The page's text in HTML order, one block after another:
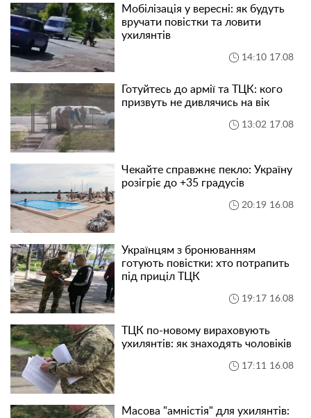
Мобілізація у вересні: як будуть
вручати повістки та ловити
ухилянтів
14:10 17.08
Готуйтесь до армії та ТЦК: кого
призвуть не дивлячись на вік
13:02 17.08
Чекайте справжнє пекло: Україну
розігріє до +35 градусів
20:19 16.08
Українцям з бронюванням
готують повістки: хто потрапить
під приціл ТЦК
19:17 16.08
ТЦК по-новому вираховують
ухилянтів: як знаходять чоловіків
17:11 16.08
Масова "амністія" для ухилянтів: